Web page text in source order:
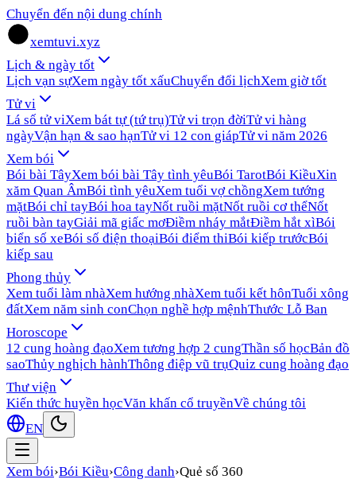
Chuyển đến nội dung chính
xemtuvi.xyz
Lịch & ngày tốt
Lịch vạn sựXem ngày tốt xấuChuyển đổi lịchXem giờ tốt
Tử vi
Lá số tử viXem bát tự (tứ trụ)Tử vi trọn đờiTử vi hàng
ngàyVận hạn & sao hạnTử vi 12 con giápTử vi năm 2026
Xem bói
Bói bài TâyXem bói bài Tây tình yêuBói TarotBói KiềuXin
xăm Quan ÂmBói tình yêuXem tuổi vợ chồngXem tướng
mặtBói chỉ tayBói hoa tayNốt ruồi mặtNốt ruồi cơ thểNốt
ruồi bàn tayGiải mã giấc mơĐiềm nháy mắtĐiềm hắt xìBói
biển số xeBói số điện thoạiBói điểm thiBói kiếp trướcBói
kiếp sau
Phong thủy
Xem tuổi làm nhàXem hướng nhàXem tuổi kết hônTuổi xông
đấtXem năm sinh conChọn nghề hợp mệnhThước Lỗ Ban
Horoscope
12 cung hoàng đạoXem tương hợp 2 cungThần số họcBản đồ
saoThủy nghịch hànhThông điệp vũ trụQuiz cung hoàng đạo
Thư viện
Kiến thức huyền họcVăn khấn cổ truyềnVề chúng tôi
EN
Xem bói›Bói Kiều›Công danh›Quẻ số 360